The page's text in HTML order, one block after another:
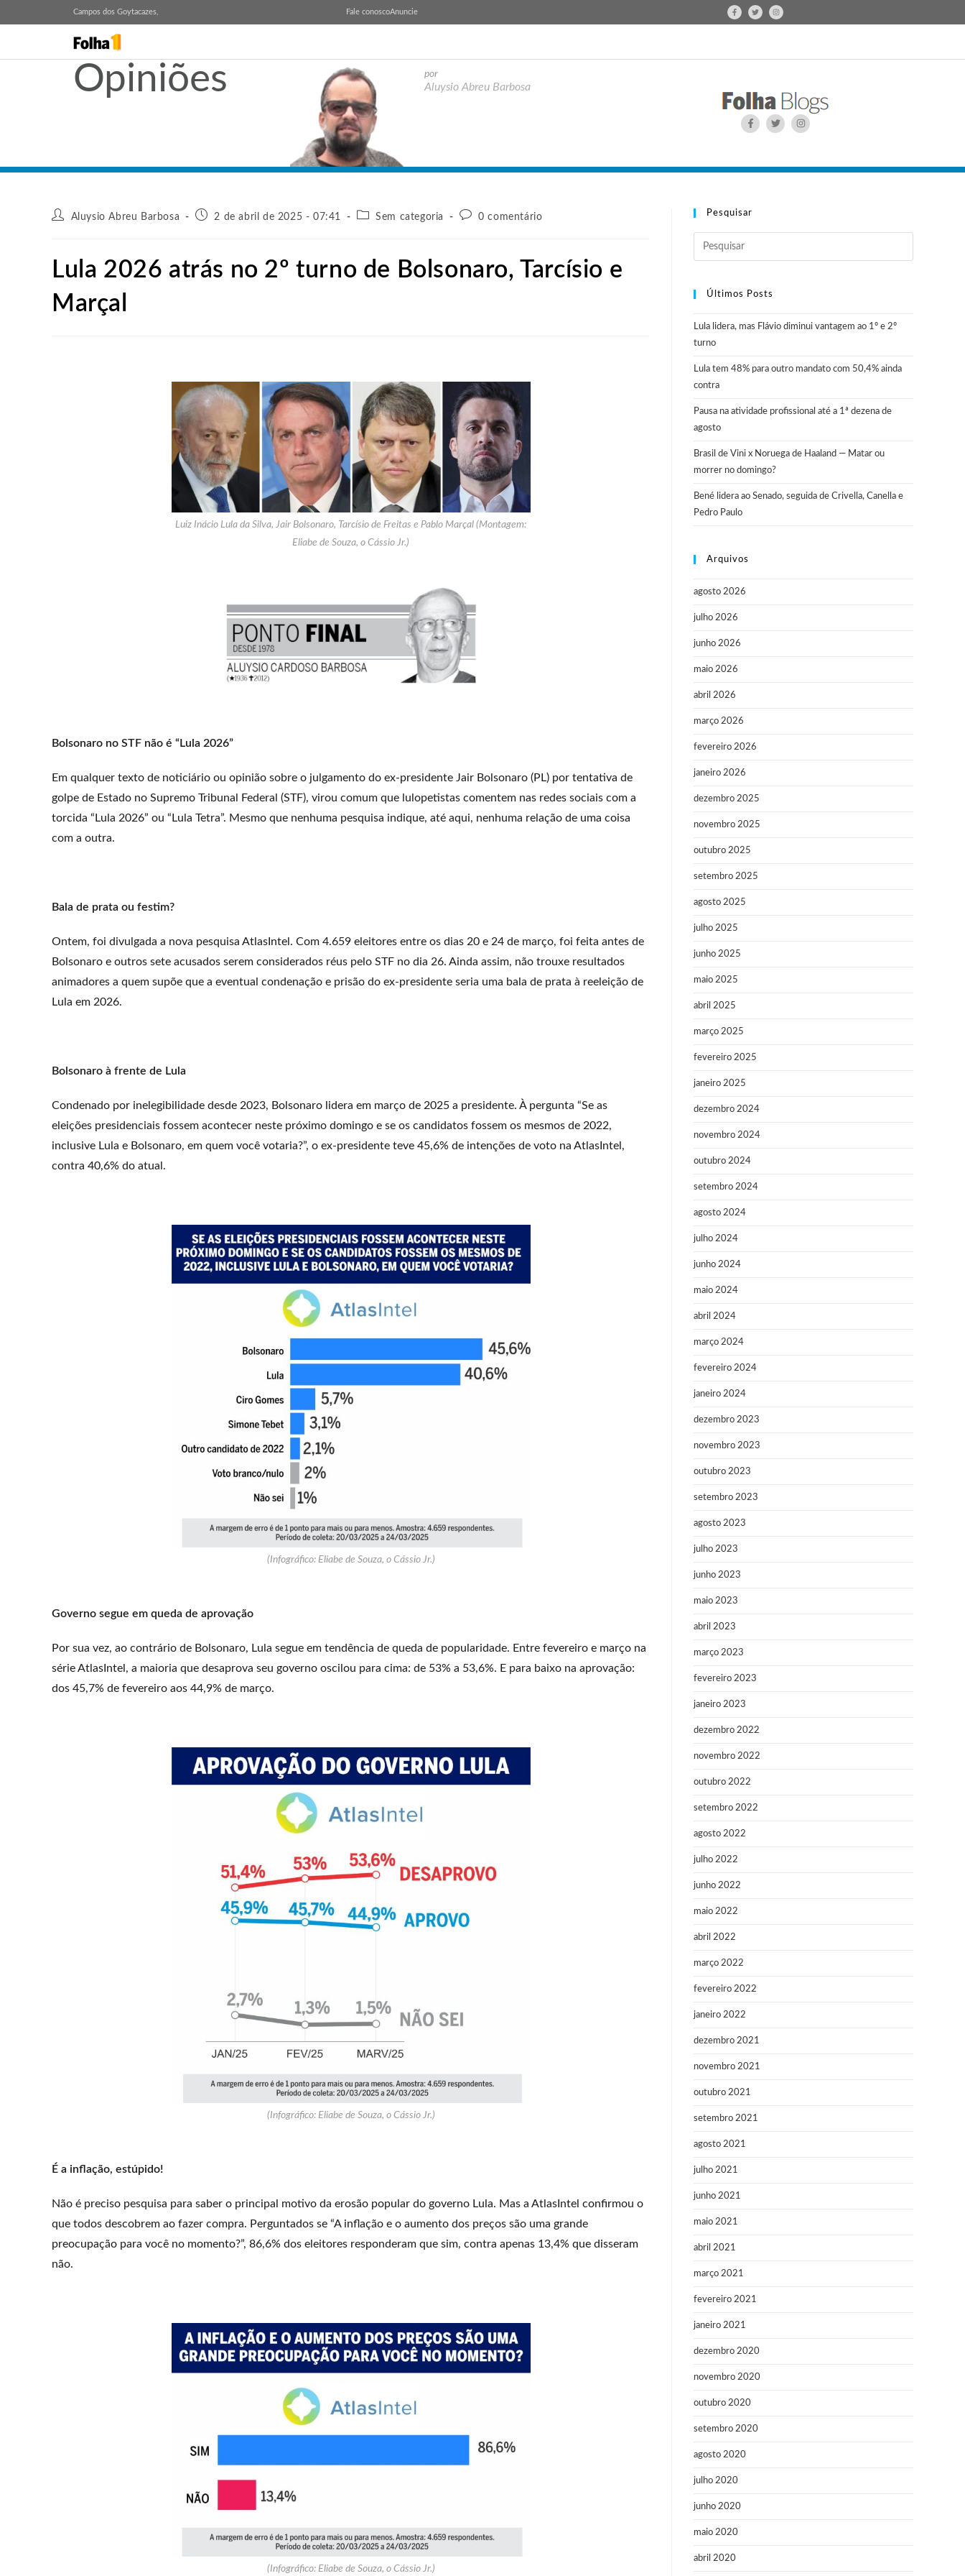
Campos dos Goytacazes, Fale conoscoAnuncie
Opiniões por
Aluysio Abreu Barbosa
Aluysio Abreu Barbosa 2 de abril de 2025 - 07:41 Sem categoria 0 comentário
Lula 2026 atrás no 2º turno de Bolsonaro, Tarcísio e
Marçal
Luiz Inácio Lula da Silva, Jair Bolsonaro, Tarcísio de Freitas e Pablo Marçal (Montagem:
Eliabe de Souza, o Cássio Jr.)
Bolsonaro no STF não é “Lula 2026”
Em qualquer texto de noticiário ou opinião sobre o julgamento do ex-presidente Jair Bolsonaro (PL) por tentativa de
golpe de Estado no Supremo Tribunal Federal (STF), virou comum que lulopetistas comentem nas redes sociais com a
torcida “Lula 2026” ou “Lula Tetra”. Mesmo que nenhuma pesquisa indique, até aqui, nenhuma relação de uma coisa
com a outra.
Bala de prata ou festim?
Ontem, foi divulgada a nova pesquisa AtlasIntel. Com 4.659 eleitores entre os dias 20 e 24 de março, foi feita antes de
Bolsonaro e outros sete acusados serem considerados réus pelo STF no dia 26. Ainda assim, não trouxe resultados
animadores a quem supõe que a eventual condenação e prisão do ex-presidente seria uma bala de prata à reeleição de
Lula em 2026.
Bolsonaro à frente de Lula
Condenado por inelegibilidade desde 2023, Bolsonaro lidera em março de 2025 a presidente. À pergunta “Se as
eleições presidenciais fossem acontecer neste próximo domingo e se os candidatos fossem os mesmos de 2022,
inclusive Lula e Bolsonaro, em quem você votaria?”, o ex-presidente teve 45,6% de intenções de voto na AtlasIntel,
contra 40,6% do atual.
(Infográfico: Eliabe de Souza, o Cássio Jr.)
Governo segue em queda de aprovação
Por sua vez, ao contrário de Bolsonaro, Lula segue em tendência de queda de popularidade. Entre fevereiro e março na
série AtlasIntel, a maioria que desaprova seu governo oscilou para cima: de 53% a 53,6%. E para baixo na aprovação:
dos 45,7% de fevereiro aos 44,9% de março.
(Infográfico: Eliabe de Souza, o Cássio Jr.)
É a inflação, estúpido!
Não é preciso pesquisa para saber o principal motivo da erosão popular do governo Lula. Mas a AtlasIntel confirmou o
que todos descobrem ao fazer compra. Perguntados se “A inflação e o aumento dos preços são uma grande
preocupação para você no momento?”, 86,6% dos eleitores responderam que sim, contra apenas 13,4% que disseram
não.
(Infográfico: Eliabe de Souza, o Cássio Jr.)
Pesquisar
Últimos Posts
Lula lidera, mas Flávio diminui vantagem ao 1º e 2º
turno
Lula tem 48% para outro mandato com 50,4% ainda
contra
Pausa na atividade profissional até a 1ª dezena de
agosto
Brasil de Vini x Noruega de Haaland — Matar ou
morrer no domingo?
Bené lidera ao Senado, seguida de Crivella, Canella e
Pedro Paulo
Arquivos
agosto 2026
julho 2026
junho 2026
maio 2026
abril 2026
março 2026
fevereiro 2026
janeiro 2026
dezembro 2025
novembro 2025
outubro 2025
setembro 2025
agosto 2025
julho 2025
junho 2025
maio 2025
abril 2025
março 2025
fevereiro 2025
janeiro 2025
dezembro 2024
novembro 2024
outubro 2024
setembro 2024
agosto 2024
julho 2024
junho 2024
maio 2024
abril 2024
março 2024
fevereiro 2024
janeiro 2024
dezembro 2023
novembro 2023
outubro 2023
setembro 2023
agosto 2023
julho 2023
junho 2023
maio 2023
abril 2023
março 2023
fevereiro 2023
janeiro 2023
dezembro 2022
novembro 2022
outubro 2022
setembro 2022
agosto 2022
julho 2022
junho 2022
maio 2022
abril 2022
março 2022
fevereiro 2022
janeiro 2022
dezembro 2021
novembro 2021
outubro 2021
setembro 2021
agosto 2021
julho 2021
junho 2021
maio 2021
abril 2021
março 2021
fevereiro 2021
janeiro 2021
dezembro 2020
novembro 2020
outubro 2020
setembro 2020
agosto 2020
julho 2020
junho 2020
maio 2020
abril 2020